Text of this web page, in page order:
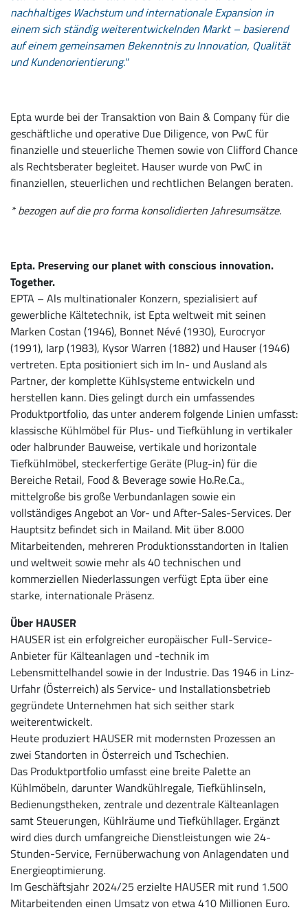
nachhaltiges Wachstum und internationale Expansion in
einem sich ständig weiterentwickelnden Markt – basierend
auf einem gemeinsamen Bekenntnis zu Innovation, Qualität
und Kundenorientierung."
Epta wurde bei der Transaktion von Bain & Company für die
geschäftliche und operative Due Diligence, von PwC für
finanzielle und steuerliche Themen sowie von Clifford Chance
als Rechtsberater begleitet. Hauser wurde von PwC in
finanziellen, steuerlichen und rechtlichen Belangen beraten.
* bezogen auf die pro forma konsolidierten Jahresumsätze.
Epta. Preserving our planet with conscious innovation.
Together.
EPTA – Als multinationaler Konzern, spezialisiert auf
gewerbliche Kältetechnik, ist Epta weltweit mit seinen
Marken Costan (1946), Bonnet Névé (1930), Eurocryor
(1991), Iarp (1983), Kysor Warren (1882) und Hauser (1946)
vertreten. Epta positioniert sich im In- und Ausland als
Partner, der komplette Kühlsysteme entwickeln und
herstellen kann. Dies gelingt durch ein umfassendes
Produktportfolio, das unter anderem folgende Linien umfasst:
klassische Kühlmöbel für Plus- und Tiefkühlung in vertikaler
oder halbrunder Bauweise, vertikale und horizontale
Tiefkühlmöbel, steckerfertige Geräte (Plug-in) für die
Bereiche Retail, Food & Beverage sowie Ho.Re.Ca.,
mittelgroße bis große Verbundanlagen sowie ein
vollständiges Angebot an Vor- und After-Sales-Services. Der
Hauptsitz befindet sich in Mailand. Mit über 8.000
Mitarbeitenden, mehreren Produktionsstandorten in Italien
und weltweit sowie mehr als 40 technischen und
kommerziellen Niederlassungen verfügt Epta über eine
starke, internationale Präsenz.
Über HAUSER
HAUSER ist ein erfolgreicher europäischer Full-Service-
Anbieter für Kälteanlagen und -technik im
Lebensmittelhandel sowie in der Industrie. Das 1946 in Linz-
Urfahr (Österreich) als Service- und Installationsbetrieb
gegründete Unternehmen hat sich seither stark
weiterentwickelt.
Heute produziert HAUSER mit modernsten Prozessen an
zwei Standorten in Österreich und Tschechien.
Das Produktportfolio umfasst eine breite Palette an
Kühlmöbeln, darunter Wandkühlregale, Tiefkühlinseln,
Bedienungstheken, zentrale und dezentrale Kälteanlagen
samt Steuerungen, Kühlräume und Tiefkühllager. Ergänzt
wird dies durch umfangreiche Dienstleistungen wie 24-
Stunden-Service, Fernüberwachung von Anlagendaten und
Energieoptimierung.
Im Geschäftsjahr 2024/25 erzielte HAUSER mit rund 1.500
Mitarbeitenden einen Umsatz von etwa 410 Millionen Euro.